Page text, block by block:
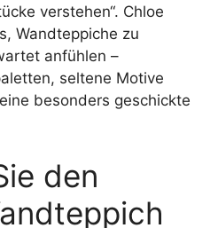
verstehen“. Chloe
Wandteppiche zu
anfühlen –
seltene Motive
besonders geschickte
den